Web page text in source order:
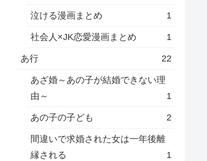
泣ける漫画まとめ 1
社会人×JK恋愛漫画まとめ 1
あ行 22
あざ婚～あの子が結婚できない理
由～
1
あの子の子ども 2
間違いで求婚された女は一年後離
縁される
1